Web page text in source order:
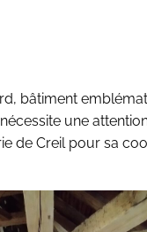
bâtiment
une
de Creil pour sa